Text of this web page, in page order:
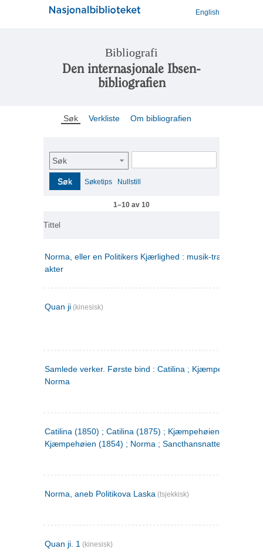
English
Bibliografi
Den internasjonale Ibsen-
bibliografien
Søk Verkliste Om bibliografien
Søk
Søk Søketips Nullstill
1–10 av 10
Tittel
Norma, eller en Politikers Kjærlighed : musik-tragedie i tre
akter
Quan ji (kinesisk)
Samlede verker. Første bind : Catilina ; Kjæmpehøien ;
Norma
Catilina (1850) ; Catilina (1875) ; Kjæmpehøien (1850) ;
Kjæmpehøien (1854) ; Norma ; Sancthansnatten
Norma, aneb Politikova Laska (tsjekkisk)
Quan ji. 1 (kinesisk)